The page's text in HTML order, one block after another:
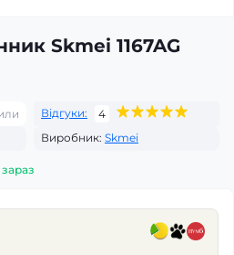
Skmei 1167AG
Відгуки:
4
Виробник: Skmei